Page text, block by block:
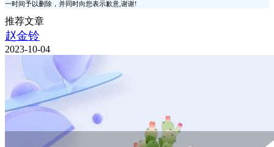
一时间予以删除，并同时向您表示歉意,谢谢!
推荐文章
赵金铃
2023-10-04